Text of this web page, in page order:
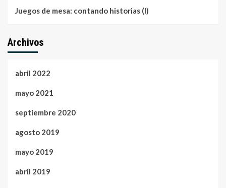
Juegos de mesa: contando historias (I)
Archivos
abril 2022
mayo 2021
septiembre 2020
agosto 2019
mayo 2019
abril 2019